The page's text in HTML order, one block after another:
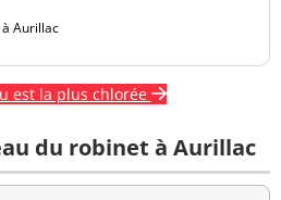
Aurillac
est la plus chlorée
du robinet à Aurillac